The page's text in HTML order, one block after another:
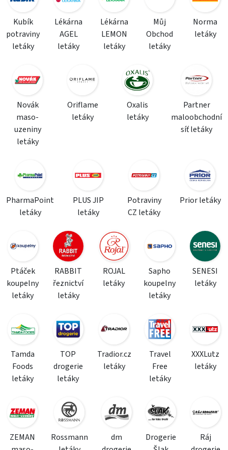
Kubík
potraviny
letáky
Lékárna
AGEL
letáky
Lékárna
LEMON
letáky
Můj
Obchod
letáky
Norma
letáky
Novák
maso-
uzeniny
letáky
Oriflame
letáky
Oxalis
letáky
Partner
maloobchodní
síť letáky
PharmaPoint
letáky
PLUS JIP
letáky
Potraviny
CZ letáky
Prior letáky
Ptáček
koupelny
letáky
RABBIT
řeznictví
letáky
ROJAL
letáky
Sapho
koupelny
letáky
SENESI
letáky
Tamda
Foods
letáky
TOP
drogerie
letáky
Tradior.cz
letáky
Travel
Free
letáky
XXXLutz
letáky
ZEMAN
Rossmann
dm
Drogerie
Ráj